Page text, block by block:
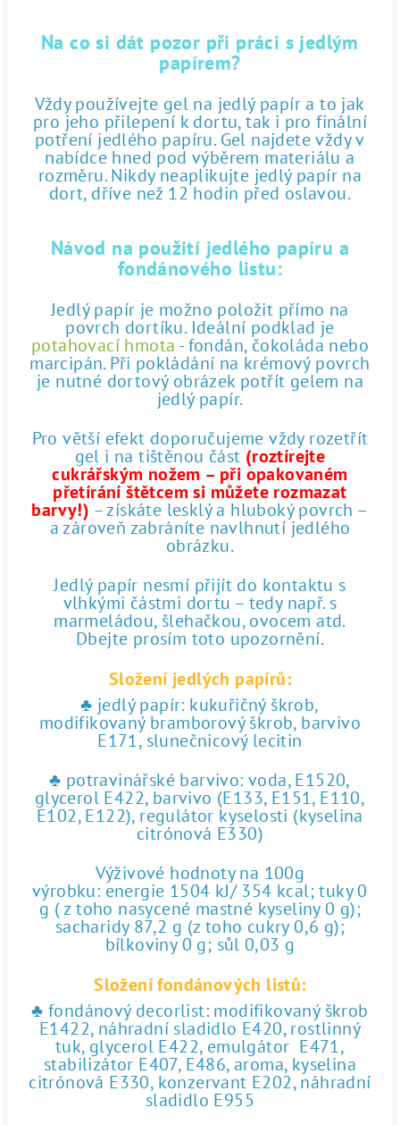
Na co si dát pozor při práci s jedlým
papírem?
Vždy používejte gel na jedlý papír a to jak
pro jeho přilepení k dortu, tak i pro finální
potření jedlého papíru. Gel najdete vždy v
nabídce hned pod výběrem materiálu a
rozměru. Nikdy neaplikujte jedlý papír na
dort, dříve než 12 hodin před oslavou.
Návod na použití jedlého papíru a
fondánového listu:
Jedlý papír je možno položit přímo na
povrch dortíku. Ideální podklad je
potahovací hmota - fondán, čokoláda nebo
marcipán. Při pokládání na krémový povrch
je nutné dortový obrázek potřít gelem na
jedlý papír.
Pro větší efekt doporučujeme vždy rozetřít
gel i na tištěnou část (roztírejte
cukrářským nožem – při opakovaném
přetírání štětcem si můžete rozmazat
barvy!) – získáte lesklý a hluboký povrch –
a zároveň zabráníte navlhnutí jedlého
obrázku.
Jedlý papír nesmí přijít do kontaktu s
vlhkými částmi dortu – tedy např. s
marmeládou, šlehačkou, ovocem atd.
Dbejte prosím toto upozornění.
Složení jedlých papírů:
♣ jedlý papír: kukuřičný škrob,
modifikovaný bramborový škrob, barvivo
E171, slunečnicový lecitin
♣ potravinářské barvivo: voda, E1520,
glycerol E422, barvivo (E133, E151, E110,
E102, E122), regulátor kyselosti (kyselina
citrónová E330)
Výživové hodnoty na 100g
výrobku: energie 1504 kJ/ 354 kcal; tuky 0
g ( z toho nasycené mastné kyseliny 0 g);
sacharidy 87,2 g (z toho cukry 0,6 g);
bílkoviny 0 g; sůl 0,03 g
Složení fondánových listů:
♣ fondánový decorlist: modifikovaný škrob
E1422, náhradní sladidlo E420, rostlinný
tuk, glycerol E422, emulgátor E471,
stabilizátor E407, E486, aroma, kyselina
citrónová E330, konzervant E202, náhradní
sladidlo E955